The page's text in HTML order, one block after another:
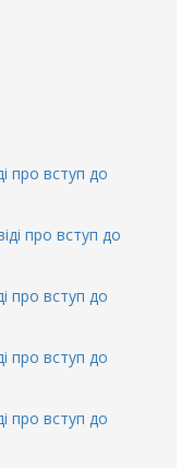
про вступ до
про вступ до
про вступ до
про вступ до
про вступ до